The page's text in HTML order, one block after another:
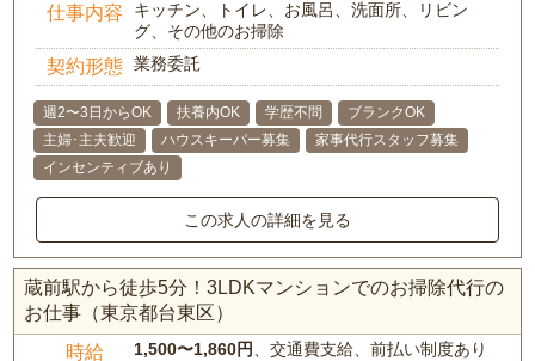
仕事内容
キッチン、トイレ、お風呂、洗面所、リビン
グ、その他のお掃除
契約形態 業務委託
週2〜3日からOK 扶養内OK 学歴不問
ブランクOK
主婦･主夫歓迎
ハウスキーパー募集
家事代行スタッフ募集
インセンティブあり
この求人の詳細を見る
蔵前駅から徒歩5分！3LDKマンションでのお掃除代行の
お仕事（東京都台東区）
時給 1,500〜1,860円、交通費支給、前払い制度あり